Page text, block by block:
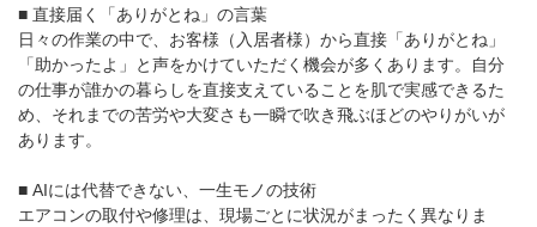
■ 直接届く「ありがとね」の言葉
日々の作業の中で、お客様（入居者様）から直接「ありがとね」
「助かったよ」と声をかけていただく機会が多くあります。自分
の仕事が誰かの暮らしを直接支えていることを肌で実感できるた
め、それまでの苦労や大変さも一瞬で吹き飛ぶほどのやりがいが
あります。
■ AIには代替できない、一生モノの技術
エアコンの取付や修理は、現場ごとに状況がまったく異なりま